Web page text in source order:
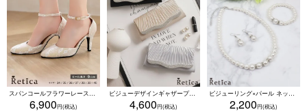
スパンコールフラワーレースアンクルストラップハイヒールセパレートパンプス (ベージュ)
6,900
ビジューデザインギャザープリーツ入り2wayバッグ(ベージュ/シルバー/ブラック)
4,600
ビジューリング×パール ネックレス・ブレスレット・ピアス 3点セット（ホワイト）
2,200